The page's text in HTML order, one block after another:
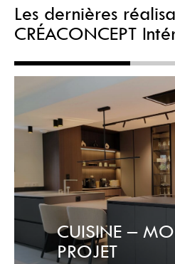
Les dernières
CRÉACONCEPT
CUISINE –
PROJET